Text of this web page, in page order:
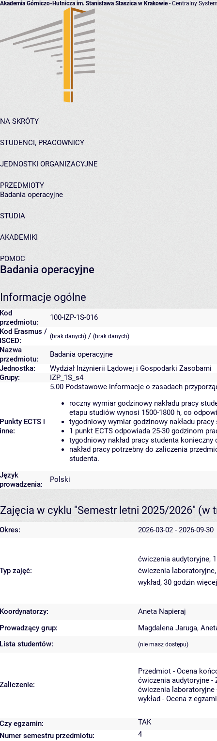
Akademia Górniczo-Hutnicza im. Stanisława Staszica w Krakowie- Centralny
NA SKRÓTY
STUDENCI, PRACOWNICY
JEDNOSTKI ORGANIZACYJNE
PRZEDMIOTY
Badania operacyjne
STUDIA
AKADEMIKI
POMOC
Badania operacyjne
Informacje ogólne
Kod
przedmiotu:
100-IZP-1S-016
Kod Erasmus /
ISCED:
(brak danych) / (brak danych)
Nazwa
przedmiotu:
Badania operacyjne
Jednostka:
Wydział Inżynierii Lądowej i Gospodarki Zasobami
Grupy:
IZP_1S_s4
Punkty ECTS i
inne:
5.00 Podstawowe informacje o zasadach
roczny wymiar godzinowy nakładu pracy
etapu studiów wynosi 1500-1800 h, co
tygodniowy wymiar godzinowy nakładu
1 punkt ECTS odpowiada 25-30 godzinom
tygodniowy nakład pracy studenta
nakład pracy potrzebny do zaliczenia
studenta.
Język
prowadzenia:
Polski
Zajęcia w cyklu "Semestr letni 2025/2026" (w
Okres: 2026-03-02 - 2026-09-30
Typ zajęć:
ćwiczenia audytoryjne,
ćwiczenia
wykład, 30 godzin
Koordynatorzy:
Aneta Napieraj
Prowadzący grup:
Magdalena Jaruga,
Lista studentów:
(nie masz dostępu)
Zaliczenie:
Przedmiot - Ocena
ćwiczenia audytoryjne -
ćwiczenia laboratoryjne
wykład - Ocena z
Czy egzamin:
TAK
Numer semestru przedmiotu:
4